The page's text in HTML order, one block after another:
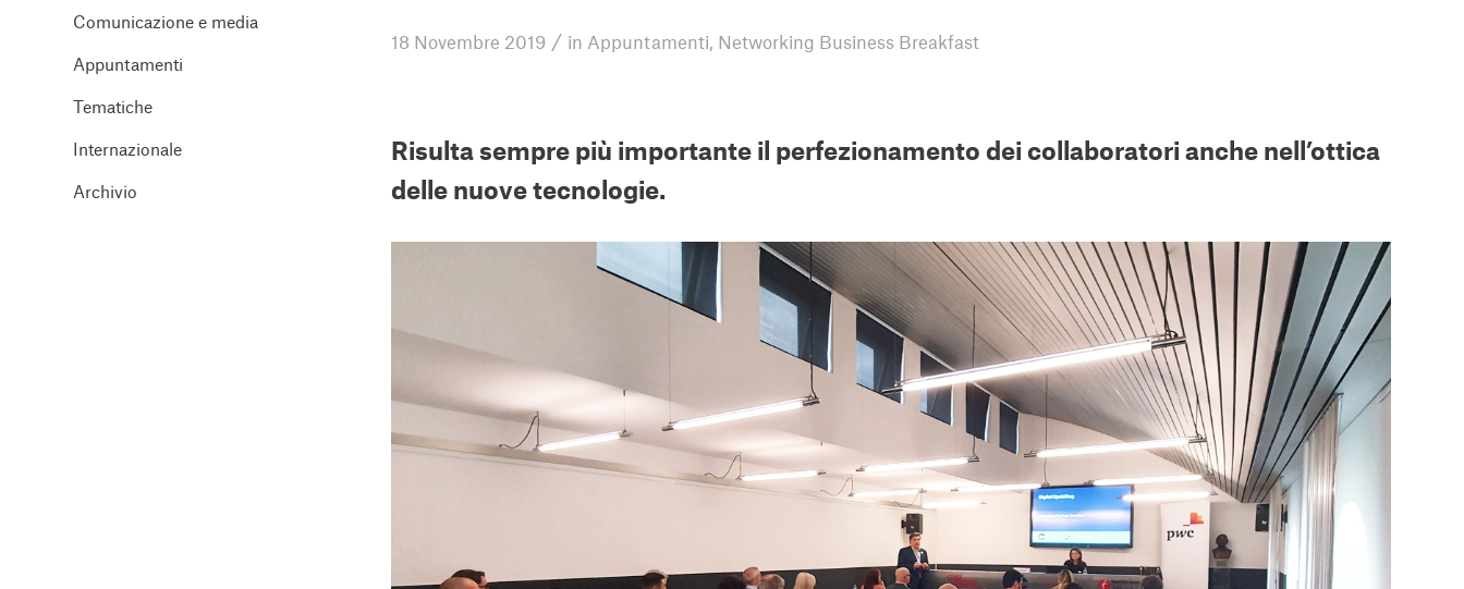
18 Novembre 2019 / in Appuntamenti, Networking Business Breakfast
Risulta sempre più importante il perfezionamento dei collaboratori anche nell’ottica
delle nuove tecnologie.
Comunicazione e media
Appuntamenti
Tematiche
Internazionale
Archivio